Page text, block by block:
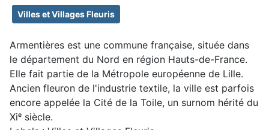
Villes et Villages Fleuris
Armentières est une commune française, située dans
le département du Nord en région Hauts-de-France.
Elle fait partie de la Métropole européenne de Lille.
Ancien fleuron de l'industrie textile, la ville est parfois
encore appelée la Cité de la Toile, un surnom hérité du
Xiᵉ siècle.